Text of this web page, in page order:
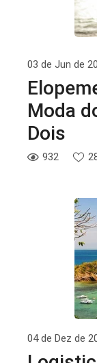
03 de Jun de
Moda
Dois
932
04 de Dez de